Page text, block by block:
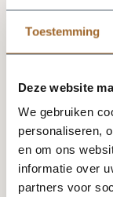
Toestemming
Deze website
We gebruiken
personaliseren,
en om ons
informatie over
partners voor
Levering binnen 2
werkdagen
Odin XL
Anthracite